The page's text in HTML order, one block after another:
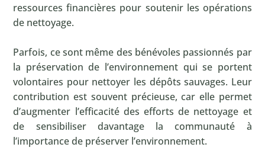
ressources financières pour soutenir les opérations
de nettoyage.
Parfois, ce sont même des bénévoles passionnés par
la préservation de l’environnement qui se portent
volontaires pour nettoyer les dépôts sauvages. Leur
contribution est souvent précieuse, car elle permet
d’augmenter l’efficacité des efforts de nettoyage et
de sensibiliser davantage la communauté à
l’importance de préserver l’environnement.